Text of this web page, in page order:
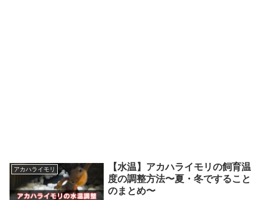
アカハライモリ
【水温】アカハライモリの飼育温
度の調整方法〜夏・冬ですること
のまとめ〜